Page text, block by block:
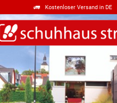
Kostenloser Versand in DE